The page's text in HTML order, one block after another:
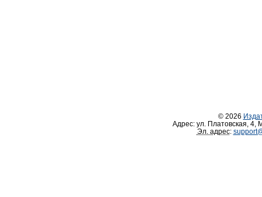
© 2026
Адрес: ул. Платовская, 4
Эл. адрес: